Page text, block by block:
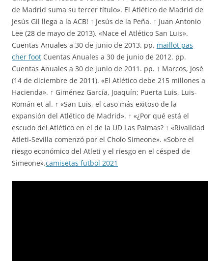
de Madrid suma su tercer título». El Atlético de Madrid de
Jesús Gil llega a la ACB! ↑ Jesús de la Peña. ↑ Juan Antonio
Lee (28 de mayo de 2013). «Nace el Atlético San Luis».
Cuentas Anuales a 30 de junio de 2013. pp. maillot pas
cher foot Cuentas Anuales a 30 de junio de 2012. pp.
Cuentas Anuales a 30 de junio de 2011. pp. ↑ Marcos, José
(14 de diciembre de 2011). «El Atlético debe 215 millones a
Hacienda». ↑ Giménez García, Joaquín; Puerta Luis, Luis-
Román et al. ↑ «San Luis, el caso más exitoso de la
expansión del Atlético de Madrid». ↑ «¿Por qué está el
escudo del Atlético en el de la UD Las Palmas? ↑ «Rivalidad
Atleti-Sevilla comenzó por el Cholo Simeone». «Sobre el
riesgo económico del Atleti y el riesgo en el césped de
Simeone».camisetas futbol 2021